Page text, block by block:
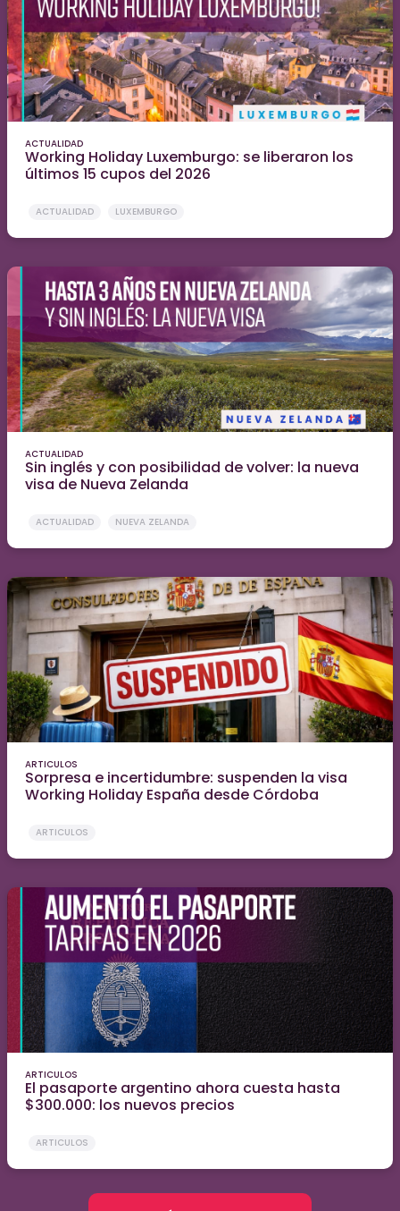
ACTUALIDAD
Working Holiday Luxemburgo: se liberaron los
últimos 15 cupos del 2026
ACTUALIDAD LUXEMBURGO
ACTUALIDAD
Sin inglés y con posibilidad de volver: la nueva
visa de Nueva Zelanda
ACTUALIDAD NUEVA ZELANDA
ARTICULOS
Sorpresa e incertidumbre: suspenden la visa
Working Holiday España desde Córdoba
ARTICULOS
ARTICULOS
El pasaporte argentino ahora cuesta hasta
$300.000: los nuevos precios
ARTICULOS